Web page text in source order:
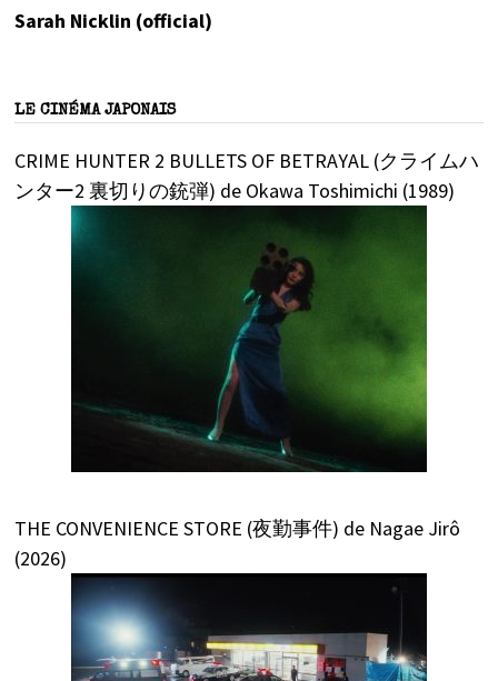
Sarah Nicklin (official)
LE CINÉMA JAPONAIS
CRIME HUNTER 2 BULLETS OF BETRAYAL (クライムハ
ンター2 裏切りの銃弾) de Okawa Toshimichi (1989)
THE CONVENIENCE STORE (夜勤事件) de Nagae Jirô
(2026)